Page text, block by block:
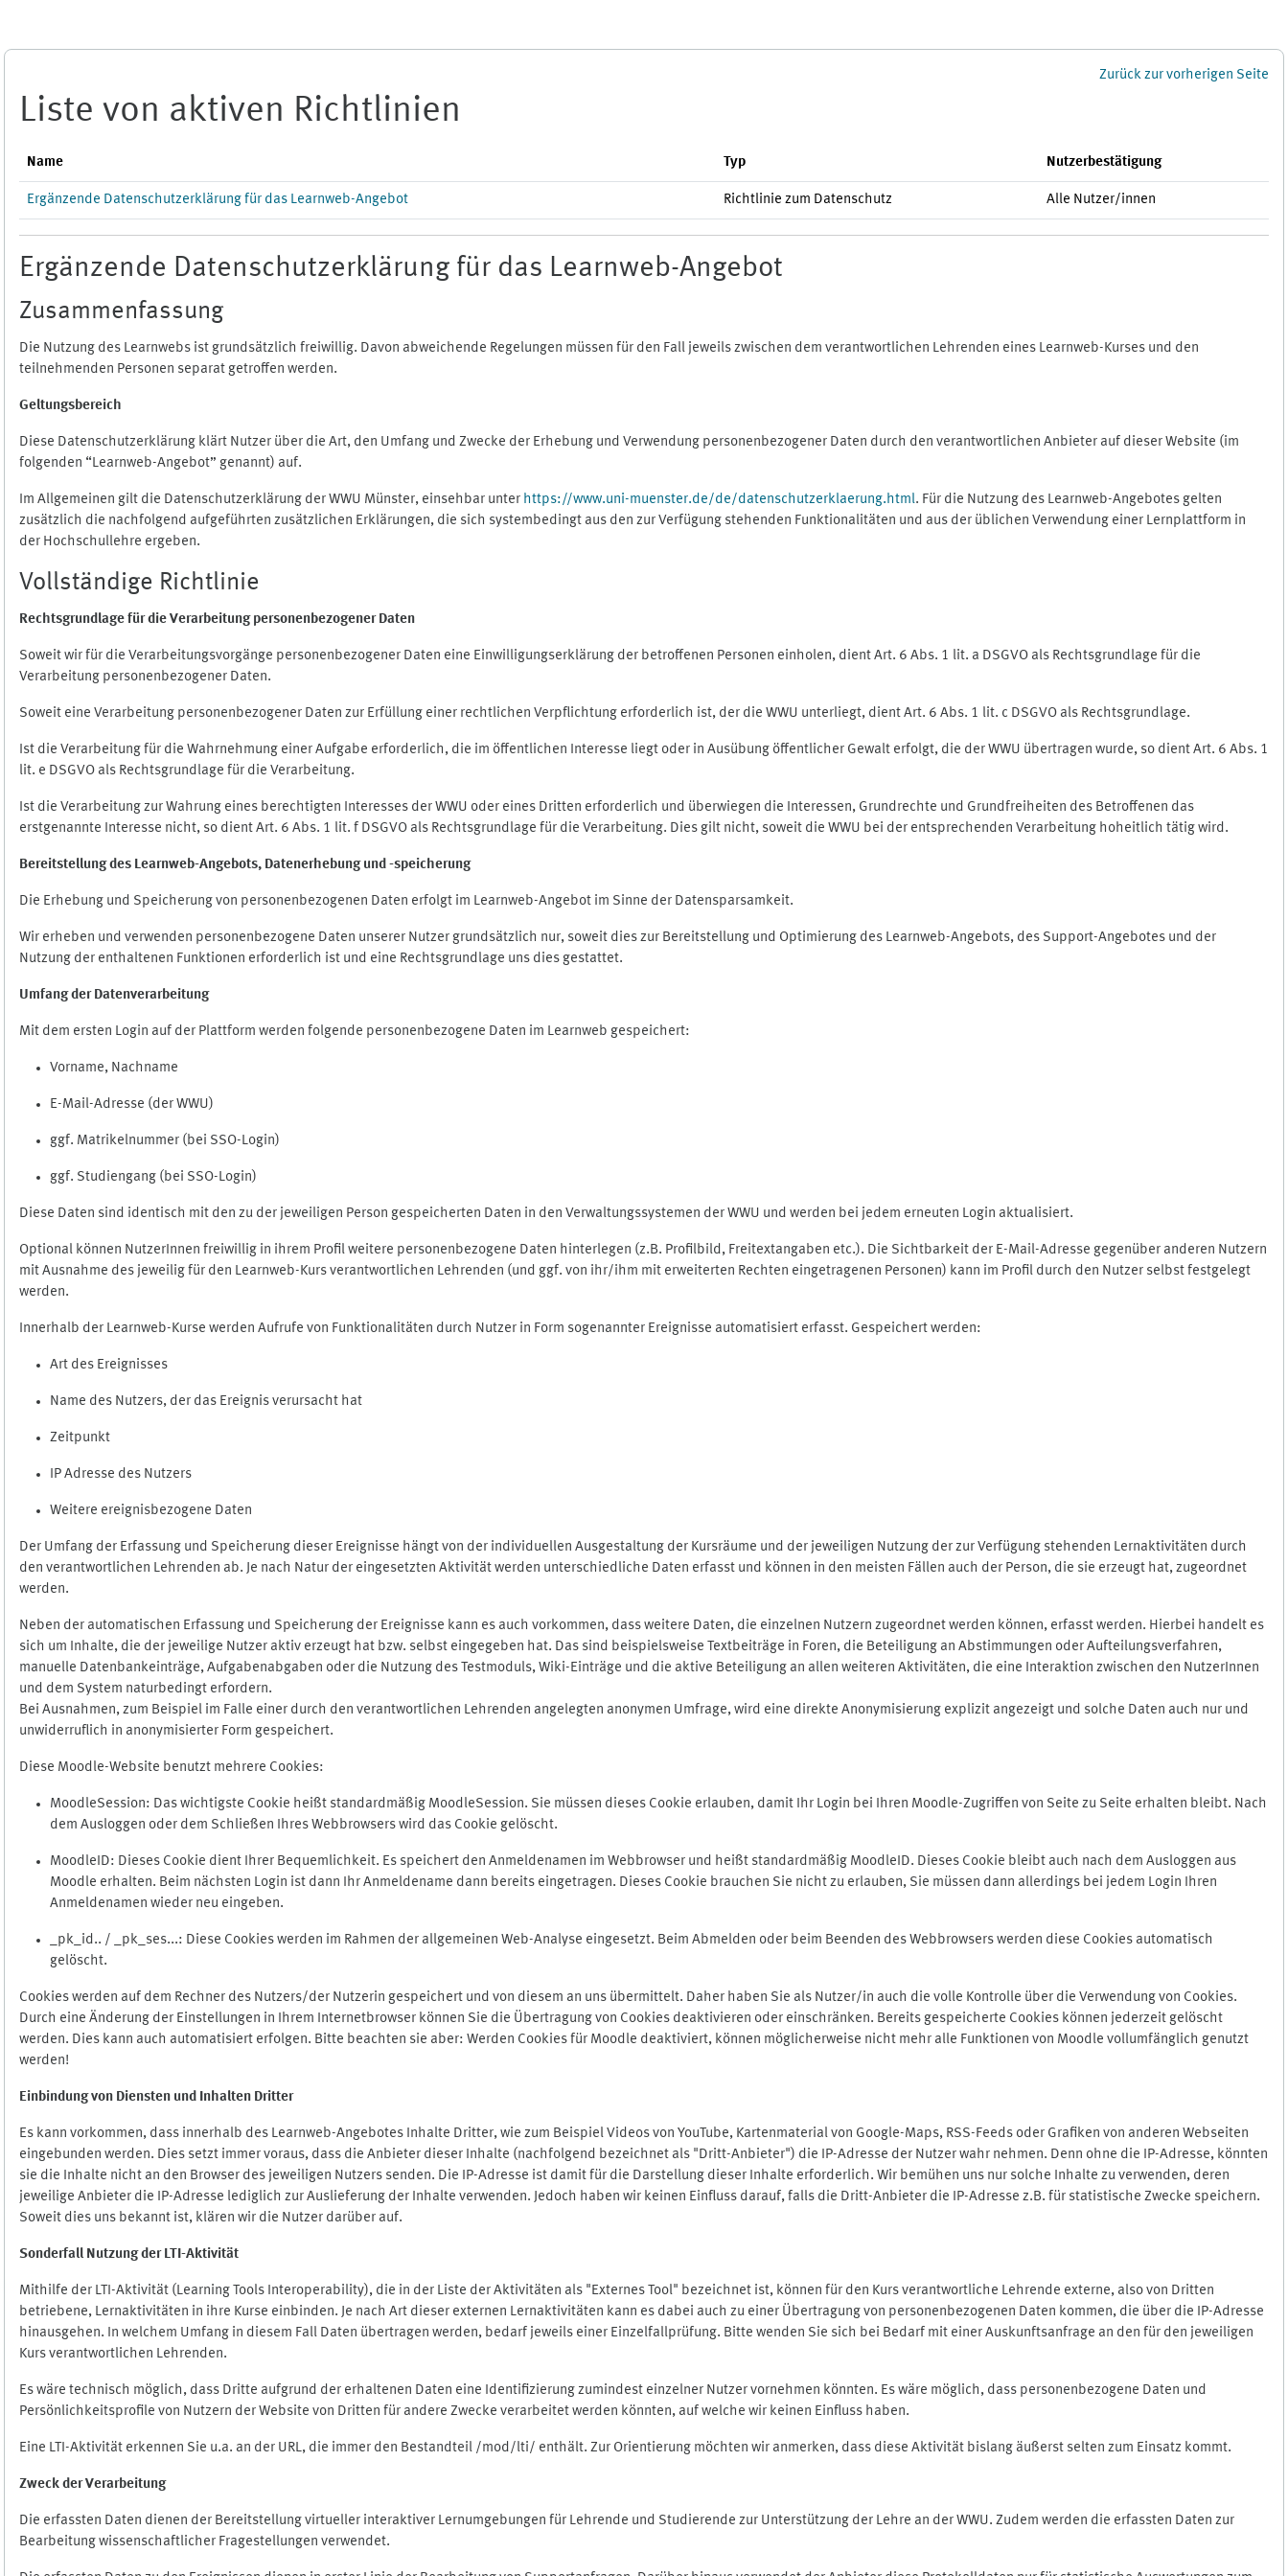
Zurück zur vorherigen Seite
Liste von aktiven Richtlinien
Name Typ Nutzerbestätigung
Ergänzende Datenschutzerklärung für das Learnweb-Angebot Richtlinie zum Datenschutz Alle Nutzer/innen
Ergänzende Datenschutzerklärung für das Learnweb-Angebot
Zusammenfassung
Die Nutzung des Learnwebs ist grundsätzlich freiwillig. Davon abweichende Regelungen müssen für den Fall jeweils zwischen dem verantwortlichen Lehrenden eines Learnweb-Kurses und den
teilnehmenden Personen separat getroffen werden.
Geltungsbereich
Diese Datenschutzerklärung klärt Nutzer über die Art, den Umfang und Zwecke der Erhebung und Verwendung personenbezogener Daten durch den verantwortlichen Anbieter auf dieser Website (im
folgenden “Learnweb-Angebot” genannt) auf.
Im Allgemeinen gilt die Datenschutzerklärung der WWU Münster, einsehbar unter https://www.uni-muenster.de/de/datenschutzerklaerung.html. Für die Nutzung des Learnweb-Angebotes gelten
zusätzlich die nachfolgend aufgeführten zusätzlichen Erklärungen, die sich systembedingt aus den zur Verfügung stehenden Funktionalitäten und aus der üblichen Verwendung einer Lernplattform in
der Hochschullehre ergeben.
Vollständige Richtlinie
Rechtsgrundlage für die Verarbeitung personenbezogener Daten
Soweit wir für die Verarbeitungsvorgänge personenbezogener Daten eine Einwilligungserklärung der betroffenen Personen einholen, dient Art. 6 Abs. 1 lit. a DSGVO als Rechtsgrundlage für die
Verarbeitung personenbezogener Daten.
Soweit eine Verarbeitung personenbezogener Daten zur Erfüllung einer rechtlichen Verpflichtung erforderlich ist, der die WWU unterliegt, dient Art. 6 Abs. 1 lit. c DSGVO als Rechtsgrundlage.
Ist die Verarbeitung für die Wahrnehmung einer Aufgabe erforderlich, die im öffentlichen Interesse liegt oder in Ausübung öffentlicher Gewalt erfolgt, die der WWU übertragen wurde, so dient Art. 6 Abs. 1
lit. e DSGVO als Rechtsgrundlage für die Verarbeitung.
Ist die Verarbeitung zur Wahrung eines berechtigten Interesses der WWU oder eines Dritten erforderlich und überwiegen die Interessen, Grundrechte und Grundfreiheiten des Betroffenen das
erstgenannte Interesse nicht, so dient Art. 6 Abs. 1 lit. f DSGVO als Rechtsgrundlage für die Verarbeitung. Dies gilt nicht, soweit die WWU bei der entsprechenden Verarbeitung hoheitlich tätig wird.
Bereitstellung des Learnweb-Angebots, Datenerhebung und -speicherung
Die Erhebung und Speicherung von personenbezogenen Daten erfolgt im Learnweb-Angebot im Sinne der Datensparsamkeit.
Wir erheben und verwenden personenbezogene Daten unserer Nutzer grundsätzlich nur, soweit dies zur Bereitstellung und Optimierung des Learnweb-Angebots, des Support-Angebotes und der
Nutzung der enthaltenen Funktionen erforderlich ist und eine Rechtsgrundlage uns dies gestattet.
Umfang der Datenverarbeitung
Mit dem ersten Login auf der Plattform werden folgende personenbezogene Daten im Learnweb gespeichert:
Vorname, Nachname
E-Mail-Adresse (der WWU)
ggf. Matrikelnummer (bei SSO-Login)
ggf. Studiengang (bei SSO-Login)
Diese Daten sind identisch mit den zu der jeweiligen Person gespeicherten Daten in den Verwaltungssystemen der WWU und werden bei jedem erneuten Login aktualisiert.
Optional können NutzerInnen freiwillig in ihrem Profil weitere personenbezogene Daten hinterlegen (z.B. Profilbild, Freitextangaben etc.). Die Sichtbarkeit der E-Mail-Adresse gegenüber anderen Nutzern
mit Ausnahme des jeweilig für den Learnweb-Kurs verantwortlichen Lehrenden (und ggf. von ihr/ihm mit erweiterten Rechten eingetragenen Personen) kann im Profil durch den Nutzer selbst festgelegt
werden.
Innerhalb der Learnweb-Kurse werden Aufrufe von Funktionalitäten durch Nutzer in Form sogenannter Ereignisse automatisiert erfasst. Gespeichert werden:
Art des Ereignisses
Name des Nutzers, der das Ereignis verursacht hat
Zeitpunkt
IP Adresse des Nutzers
Weitere ereignisbezogene Daten
Der Umfang der Erfassung und Speicherung dieser Ereignisse hängt von der individuellen Ausgestaltung der Kursräume und der jeweiligen Nutzung der zur Verfügung stehenden Lernaktivitäten durch
den verantwortlichen Lehrenden ab. Je nach Natur der eingesetzten Aktivität werden unterschiedliche Daten erfasst und können in den meisten Fällen auch der Person, die sie erzeugt hat, zugeordnet
werden.
Neben der automatischen Erfassung und Speicherung der Ereignisse kann es auch vorkommen, dass weitere Daten, die einzelnen Nutzern zugeordnet werden können, erfasst werden. Hierbei handelt es
sich um Inhalte, die der jeweilige Nutzer aktiv erzeugt hat bzw. selbst eingegeben hat. Das sind beispielsweise Textbeiträge in Foren, die Beteiligung an Abstimmungen oder Aufteilungsverfahren,
manuelle Datenbankeinträge, Aufgabenabgaben oder die Nutzung des Testmoduls, Wiki-Einträge und die aktive Beteiligung an allen weiteren Aktivitäten, die eine Interaktion zwischen den NutzerInnen
und dem System naturbedingt erfordern.
Bei Ausnahmen, zum Beispiel im Falle einer durch den verantwortlichen Lehrenden angelegten anonymen Umfrage, wird eine direkte Anonymisierung explizit angezeigt und solche Daten auch nur und
unwiderruflich in anonymisierter Form gespeichert.
Diese Moodle-Website benutzt mehrere Cookies:
MoodleSession: Das wichtigste Cookie heißt standardmäßig MoodleSession. Sie müssen dieses Cookie erlauben, damit Ihr Login bei Ihren Moodle-Zugriffen von Seite zu Seite erhalten bleibt. Nach
dem Ausloggen oder dem Schließen Ihres Webbrowsers wird das Cookie gelöscht.
MoodleID: Dieses Cookie dient Ihrer Bequemlichkeit. Es speichert den Anmeldenamen im Webbrowser und heißt standardmäßig MoodleID. Dieses Cookie bleibt auch nach dem Ausloggen aus
Moodle erhalten. Beim nächsten Login ist dann Ihr Anmeldename dann bereits eingetragen. Dieses Cookie brauchen Sie nicht zu erlauben, Sie müssen dann allerdings bei jedem Login Ihren
Anmeldenamen wieder neu eingeben.
_pk_id.. / _pk_ses...: Diese Cookies werden im Rahmen der allgemeinen Web-Analyse eingesetzt. Beim Abmelden oder beim Beenden des Webbrowsers werden diese Cookies automatisch
gelöscht.
Cookies werden auf dem Rechner des Nutzers/der Nutzerin gespeichert und von diesem an uns übermittelt. Daher haben Sie als Nutzer/in auch die volle Kontrolle über die Verwendung von Cookies.
Durch eine Änderung der Einstellungen in Ihrem Internetbrowser können Sie die Übertragung von Cookies deaktivieren oder einschränken. Bereits gespeicherte Cookies können jederzeit gelöscht
werden. Dies kann auch automatisiert erfolgen. Bitte beachten sie aber: Werden Cookies für Moodle deaktiviert, können möglicherweise nicht mehr alle Funktionen von Moodle vollumfänglich genutzt
werden!
Einbindung von Diensten und Inhalten Dritter
Es kann vorkommen, dass innerhalb des Learnweb-Angebotes Inhalte Dritter, wie zum Beispiel Videos von YouTube, Kartenmaterial von Google-Maps, RSS-Feeds oder Grafiken von anderen Webseiten
eingebunden werden. Dies setzt immer voraus, dass die Anbieter dieser Inhalte (nachfolgend bezeichnet als "Dritt-Anbieter") die IP-Adresse der Nutzer wahr nehmen. Denn ohne die IP-Adresse, könnten
sie die Inhalte nicht an den Browser des jeweiligen Nutzers senden. Die IP-Adresse ist damit für die Darstellung dieser Inhalte erforderlich. Wir bemühen uns nur solche Inhalte zu verwenden, deren
jeweilige Anbieter die IP-Adresse lediglich zur Auslieferung der Inhalte verwenden. Jedoch haben wir keinen Einfluss darauf, falls die Dritt-Anbieter die IP-Adresse z.B. für statistische Zwecke speichern.
Soweit dies uns bekannt ist, klären wir die Nutzer darüber auf.
Sonderfall Nutzung der LTI-Aktivität
Mithilfe der LTI-Aktivität (Learning Tools Interoperability), die in der Liste der Aktivitäten als "Externes Tool" bezeichnet ist, können für den Kurs verantwortliche Lehrende externe, also von Dritten
betriebene, Lernaktivitäten in ihre Kurse einbinden. Je nach Art dieser externen Lernaktivitäten kann es dabei auch zu einer Übertragung von personenbezogenen Daten kommen, die über die IP-Adresse
hinausgehen. In welchem Umfang in diesem Fall Daten übertragen werden, bedarf jeweils einer Einzelfallprüfung. Bitte wenden Sie sich bei Bedarf mit einer Auskunftsanfrage an den für den jeweiligen
Kurs verantwortlichen Lehrenden.
Es wäre technisch möglich, dass Dritte aufgrund der erhaltenen Daten eine Identifizierung zumindest einzelner Nutzer vornehmen könnten. Es wäre möglich, dass personenbezogene Daten und
Persönlichkeitsprofile von Nutzern der Website von Dritten für andere Zwecke verarbeitet werden könnten, auf welche wir keinen Einfluss haben.
Eine LTI-Aktivität erkennen Sie u.a. an der URL, die immer den Bestandteil /mod/lti/ enthält. Zur Orientierung möchten wir anmerken, dass diese Aktivität bislang äußerst selten zum Einsatz kommt.
Zweck der Verarbeitung
Die erfassten Daten dienen der Bereitstellung virtueller interaktiver Lernumgebungen für Lehrende und Studierende zur Unterstützung der Lehre an der WWU. Zudem werden die erfassten Daten zur
Bearbeitung wissenschaftlicher Fragestellungen verwendet.